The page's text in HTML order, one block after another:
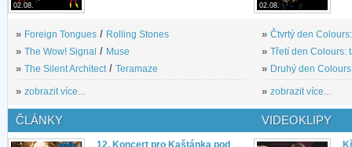
02.08.
» Foreign Tongues / Rolling Stones
» The Wow! Signal / Muse
» The Silent Architect/ Teramaze
» zobrazit více...
02.08.
» Čtvrtý den
» Třetí den Colours:
» Druhý den
» zobrazit více...
ČLÁNKY
12. Koncert pro Kaštánka pod
VIDEOKLIPY